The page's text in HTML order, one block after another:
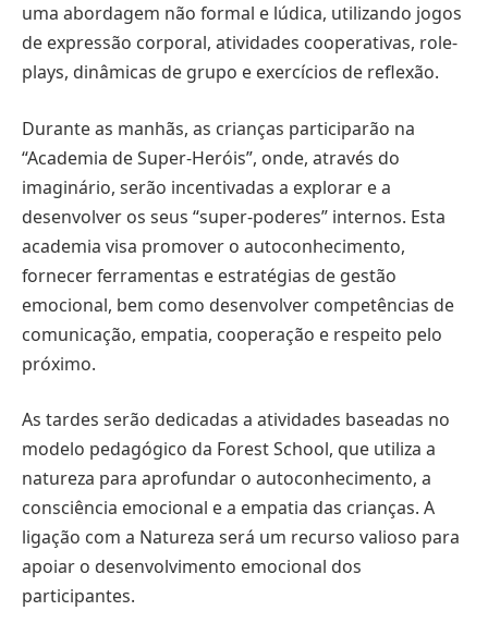
uma abordagem não formal e lúdica, utilizando jogos
de expressão corporal, atividades cooperativas, role-
plays, dinâmicas de grupo e exercícios de reflexão.
Durante as manhãs, as crianças participarão na
“Academia de Super-Heróis”, onde, através do
imaginário, serão incentivadas a explorar e a
desenvolver os seus “super-poderes” internos. Esta
academia visa promover o autoconhecimento,
fornecer ferramentas e estratégias de gestão
emocional, bem como desenvolver competências de
comunicação, empatia, cooperação e respeito pelo
próximo.
As tardes serão dedicadas a atividades baseadas no
modelo pedagógico da Forest School, que utiliza a
natureza para aprofundar o autoconhecimento, a
consciência emocional e a empatia das crianças. A
ligação com a Natureza será um recurso valioso para
apoiar o desenvolvimento emocional dos
participantes.